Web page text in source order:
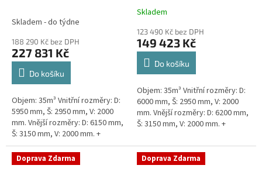
Skladem - do týdne
188 290 Kč bez DPH
227 831 Kč
Do košíku
Objem: 35m³ Vnitřní rozměry: D:
5950 mm, Š: 2950 mm, V: 2000
mm. Vnější rozměry: D: 6150 mm,
Š: 3150 mm, V: 2000 mm. +
komínek. Běžná doba dodání 2-3
týdny od objednávky....
obetonování
Průměrné
produktu
je
5,0
hvězdiček.
Skladem
123 490 Kč bez DPH
149 423 Kč
Do košíku
Objem: 35m³ Vnitřní rozměry: D:
6000 mm, Š: 2950 mm, V: 2000
mm. Vnější rozměry: D: 6200 mm,
Š: 3150 mm, V: 2000 mm. +
týdny od objednávky....
Doprava Zdarma Doprava Zdarma